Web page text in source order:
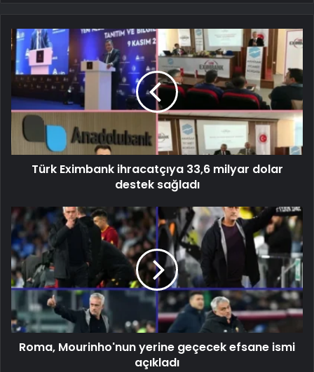
Türk Eximbank ihracatçıya 33,6 milyar dolar
destek sağladı
Roma, Mourinho'nun yerine geçecek efsane ismi
açıkladı